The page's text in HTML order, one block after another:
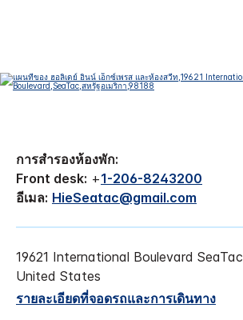
การสำรองห้องพัก:
Front desk: +1-206-8243200
อีเมล: HieSeatac@gmail.com
19621 International Boulevard SeaTac
United States
รายละเอียดที่จอดรถและการเดินทาง